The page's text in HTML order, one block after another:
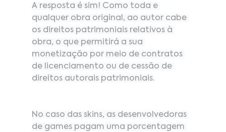
A resposta é sim! Como toda e
qualquer obra original, ao autor cabe
os direitos patrimoniais relativos à
obra, o que permitirá a sua
monetização por meio de contratos
de licenciamento ou de cessão de
direitos autorais patrimoniais.
No caso das skins, as desenvolvedoras
de games pagam uma porcentagem